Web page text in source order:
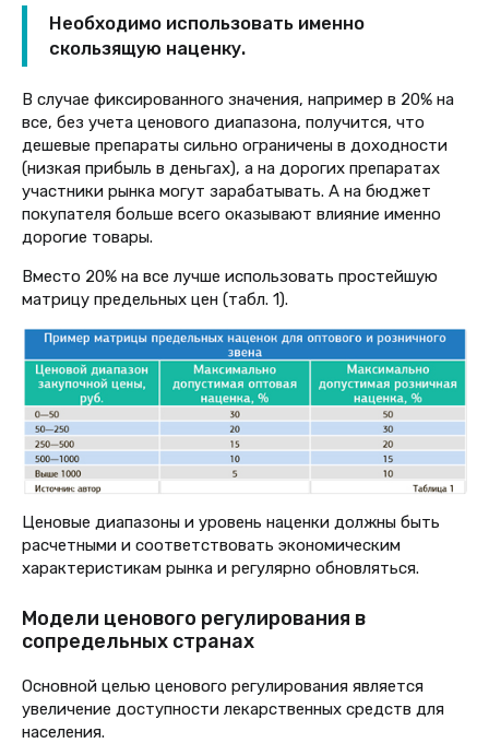
Необходимо использовать именно
скользящую наценку.
В случае фиксированного значения, например в 20% на
все, без учета ценового диапазона, получится, что
дешевые препараты сильно ограничены в доходности
(низкая прибыль в деньгах), а на дорогих препаратах
участники рынка могут зарабатывать. А на бюджет
покупателя больше всего оказывают влияние именно
дорогие товары.
Вместо 20% на все лучше использовать простейшую
матрицу предельных цен (табл. 1).
Ценовые диапазоны и уровень наценки должны быть
расчетными и соответствовать экономическим
характеристикам рынка и регулярно обновляться.
Модели ценового регулирования в
сопредельных странах
Основной целью ценового регулирования является
увеличение доступности лекарственных средств для
населения.